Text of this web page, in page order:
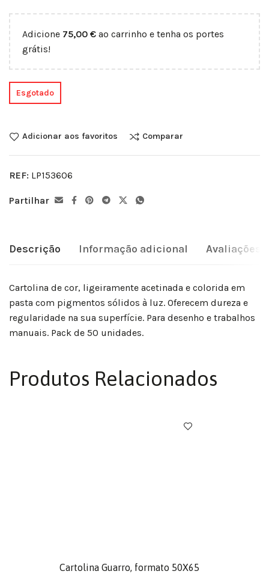
Adicione 75,00 € ao carrinho e tenha os portes
grátis!
Esgotado
Adicionar aos favoritos Comparar
REF: LP153606
Partilhar
Descrição Informação adicional Avaliações
Cartolina de cor, ligeiramente acetinada e colorida em
pasta com pigmentos sólidos à luz. Oferecem dureza e
regularidade na sua superfície. Para desenho e trabalhos
manuais. Pack de 50 unidades.
Produtos Relacionados
Cartolina Guarro, formato 50X65